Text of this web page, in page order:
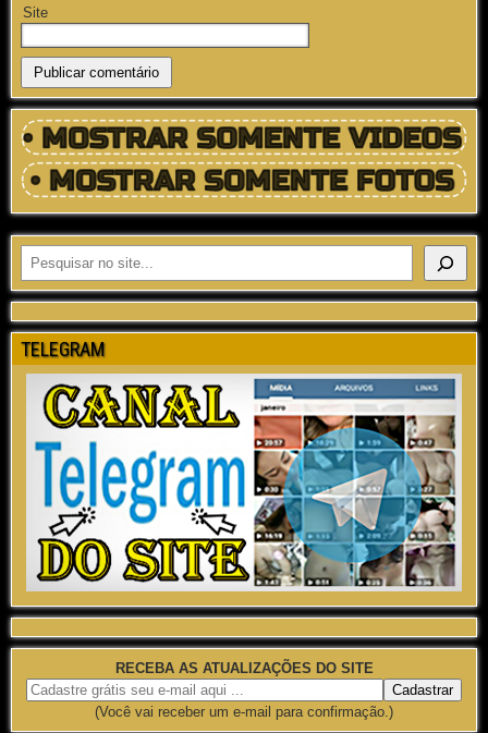
Site
TELEGRAM
RECEBA AS ATUALIZAÇÕES DO SITE
(Você vai receber um e-mail para confirmação.)